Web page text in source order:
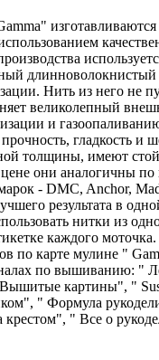
Нить из него не
великолепный
и
гладкость и
толщины, имеют
они аналогичны по
- DMC, Anchor,
результата в
нитки из
каждого
по карте мулине "
по вышиванию: "
картины", "
" Формула
" Все о